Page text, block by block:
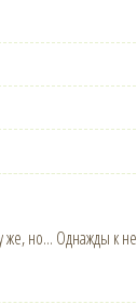
же, но... Однажды к